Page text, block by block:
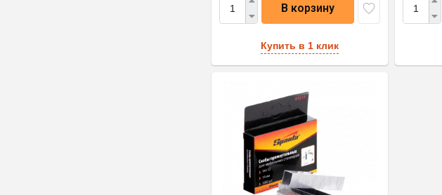
В корзину
Купить в 1 клик